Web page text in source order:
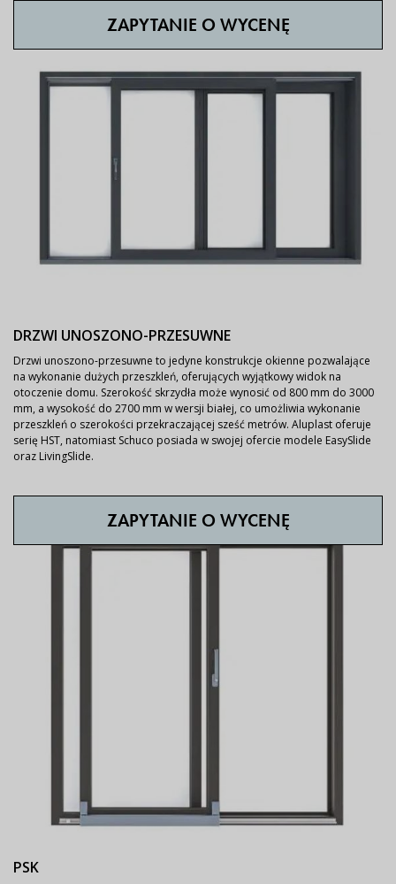
ZAPYTANIE O WYCENĘ
DRZWI UNOSZONO-PRZESUWNE
Drzwi unoszono-przesuwne to jedyne konstrukcje okienne pozwalające
na wykonanie dużych przeszkleń, oferujących wyjątkowy widok na
otoczenie domu. Szerokość skrzydła może wynosić od 800 mm do 3000
mm, a wysokość do 2700 mm w wersji białej, co umożliwia wykonanie
przeszkleń o szerokości przekraczającej sześć metrów. Aluplast oferuje
serię HST, natomiast Schuco posiada w swojej ofercie modele EasySlide
oraz LivingSlide.
ZAPYTANIE O WYCENĘ
PSK